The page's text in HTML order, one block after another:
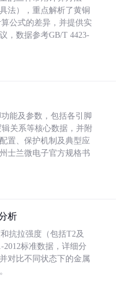
法），重点解析了黄铜
公式的差异，并提供实
，数据参考GB/T 4423-
能及参数，包括各引脚
关系等核心数据，并附
置、保护机制及典型应
士兰微电子官方规格书
析
抗拉强度（包括T2及
2012标准数据，详细分
对比不同状态下的金属